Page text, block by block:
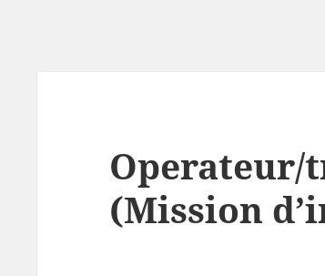
Operateur/
(Mission